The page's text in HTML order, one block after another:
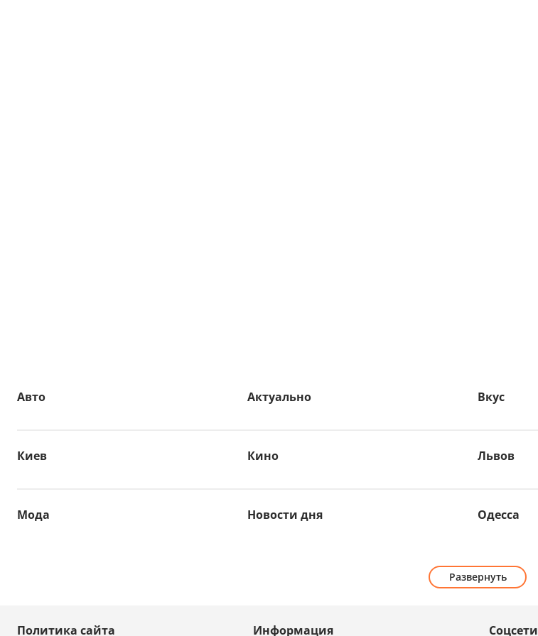
Авто Актуально Вкус
Киев Кино Львов
Мода Новости дня Одесса
Развернуть
Политика сайта Информация Соцсети